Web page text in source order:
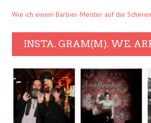
Wie ich einem Barbier-Meister auf die
INSTA. GRAM(M). WE.